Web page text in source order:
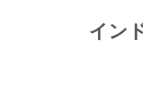
イン